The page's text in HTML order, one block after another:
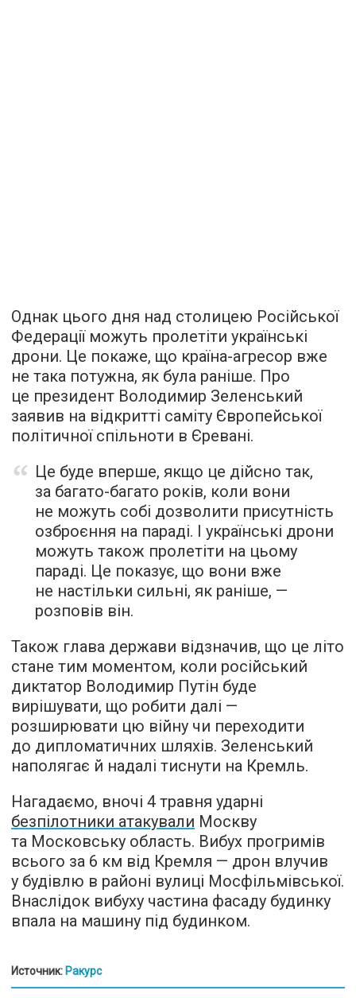
Однак цього дня над столицею Російської
Федерації можуть пролетіти українські
дрони. Це покаже, що країна-агресор вже
не така потужна, як була раніше. Про
це президент Володимир Зеленський
заявив на відкритті саміту Європейської
політичної спільноти в Єревані.
Це буде вперше, якщо це дійсно так,
за багато-багато років, коли вони
не можуть собі дозволити присутність
озброєння на параді. І українські дрони
можуть також пролетіти на цьому
параді. Це показує, що вони вже
не настільки сильні, як раніше, —
розповів він.
Також глава держави відзначив, що це літо
стане тим моментом, коли російський
диктатор Володимир Путін буде
вирішувати, що робити далі —
розширювати цю війну чи переходити
до дипломатичних шляхів. Зеленський
наполягає й надалі тиснути на Кремль.
Нагадаємо, вночі 4 травня ударні
безпілотники атакували Москву
та Московську область. Вибух прогримів
всього за 6 км від Кремля — дрон влучив
у будівлю в районі вулиці Мосфільмівської.
Внаслідок вибуху частина фасаду будинку
впала на машину під будинком.
Источник: Ракурс